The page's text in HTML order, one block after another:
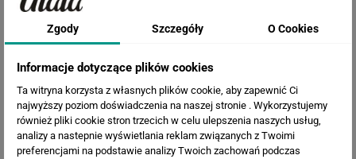
Cena przed rabatem:260.34 zł
Rabat:69.04 zł
Cena po rabacie:191.30 zł
Zgody Szczegóły O Cookies
Informacje dotyczące plików cookies
Ta witryna korzysta z własnych plików cookie, aby zapewnić Ci
najwyższy poziom doświadczenia na naszej stronie . Wykorzystujemy
również pliki cookie stron trzecich w celu ulepszenia naszych usług,
analizy a nastepnie wyświetlania reklam związanych z Twoimi
preferencjami na podstawie analizy Twoich zachowań podczas